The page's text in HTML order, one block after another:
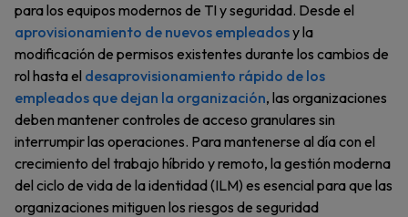
para los equipos modernos de TI y seguridad. Desde el
aprovisionamiento de nuevos empleadosy la
modificación de permisos existentes durante los cambios de
rol hasta el desaprovisionamiento rápido de los
empleados que dejan la organización, las organizaciones
deben mantener controles de acceso granulares sin
interrumpir las operaciones. Para mantenerse al día con el
crecimiento del trabajo híbrido y remoto, la gestión moderna
del ciclo de vida de la identidad (ILM) es esencial para que las
organizaciones mitiguen los riesgos de seguridad